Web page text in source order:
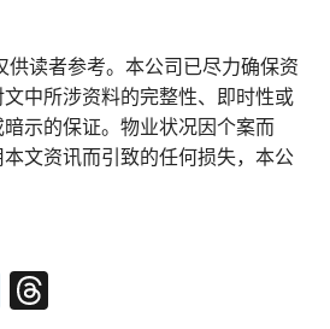
供读者参考。本公司已尽力确保资
中所涉资料的完整性、即时性或
示的保证。物业状况因个案而
文资讯而引致的任何损失，本公
LinkedIn